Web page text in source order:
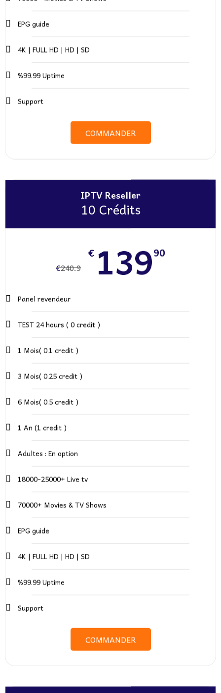
EPG guide
4K | FULL HD | HD | SD
%99.99 Uptime
Support
COMMANDER
IPTV Reseller
10 Crédits
€240.9
€ 13990
Panel revendeur
TEST 24 hours ( 0 credit )
1 Mois( 0.1 credit )
3 Mois( 0.25 credit )
6 Mois( 0.5 credit )
1 An (1 credit )
Adultes : En option
18000-25000+ Live tv
70000+ Movies & TV Shows
EPG guide
4K | FULL HD | HD | SD
%99.99 Uptime
Support
COMMANDER